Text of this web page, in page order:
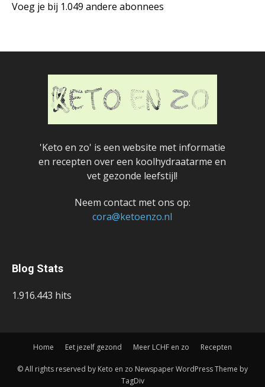
op
hieronder
Voeg je bij 1.049 andere abonnees
'Keto en zo' is een website met informatie
en recepten over een koolhydraatarme en
vet gezonde leefstijl!
Neem contact met ons op:
cora@ketoenzo.nl
Blog Stats
1.916.443 hits
Home Eet jezelf gezond Meer LCHF en zo Recepten
© All rights reserved by Keto en zo Newspaper WordPress Theme by
TagDiv